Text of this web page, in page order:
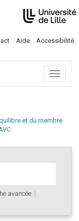
Aide Accessibilité
Menu
et du membre
avancée